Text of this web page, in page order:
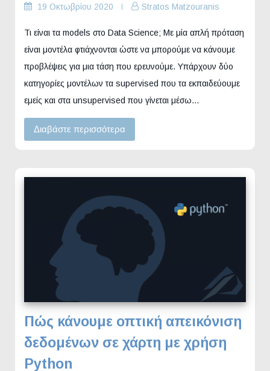
19 Οκτωβρίου 2020 Stratos Matzouranis
Τι είναι τα models στο Data Science; Με μία απλή πρόταση
είναι μοντέλα φτιάχνονται ώστε να μπορούμε να κάνουμε
προβλέψεις για μια τάση που ερευνούμε. Υπάρχουν δύο
κατηγορίες μοντέλων τα supervised που τα εκπαιδεύουμε
εμείς και στα unsupervised που γίνεται μέσω…
Διαβάστε περισσότερα
Πώς κάνουμε οπτική απεικόνιση
δεδομένων σε χάρτη με χρήση
Python